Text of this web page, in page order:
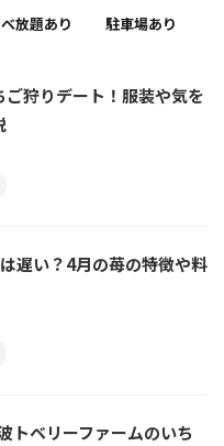
放題あり 駐車場あり
狩りデート！服装や気を
遅い？4月の苺の特徴や料
トベリーファームのいち